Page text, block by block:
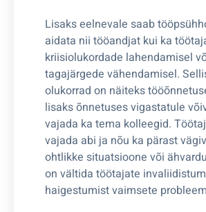
Lisaks eelnevale saab
aidata nii tööandjat kui ka
kriisiolukordade lahendamisel
tagajärgede vähendamisel.
olukorrad on näiteks
lisaks õnnetuses vigastatule
vajada ka tema kolleegid.
vajada abi ja nõu ka pärast
ohtlikke situatsioone või
on vältida töötajate
haigestumist vaimsete